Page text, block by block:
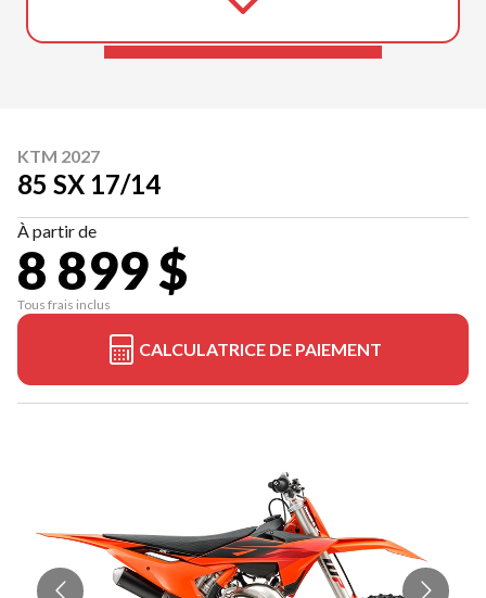
KTM 2027
85 SX 17/14
À partir de
8 899 $
Tous frais inclus
CALCULATRICE DE PAIEMENT